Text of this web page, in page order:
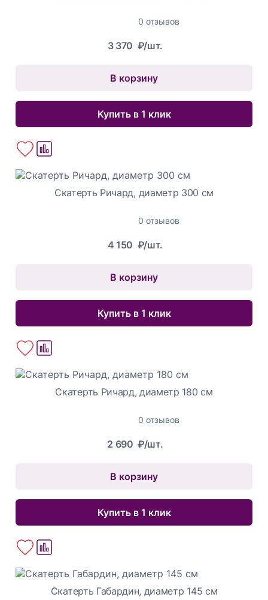
0 отзывов
3 370 ₽/шт.
В корзину
Купить в 1 клик
Скатерть Ричард, диаметр 300 см
0 отзывов
4 150 ₽/шт.
В корзину
Купить в 1 клик
Скатерть Ричард, диаметр 180 см
0 отзывов
2 690 ₽/шт.
В корзину
Купить в 1 клик
Скатерть Габардин, диаметр 145 см